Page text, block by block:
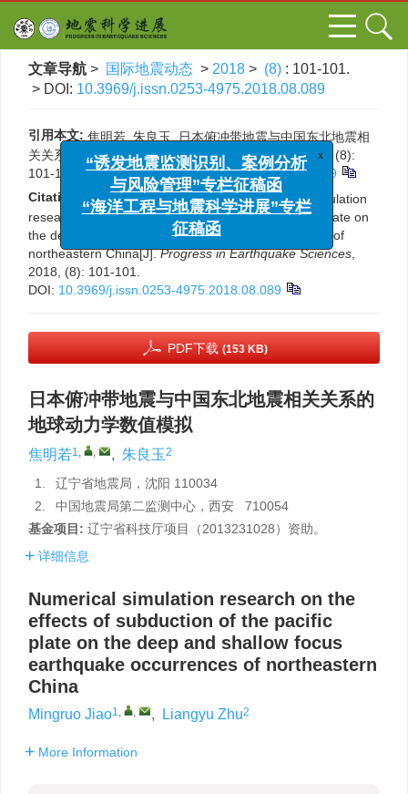
文章导航 > 国际地震动态 > 2018 > (8) : 101-101.
> DOI: 10.3969/j.issn.0253-4975.2018.08.089
引用本文: 焦明若, 朱良玉. 日本俯冲带地震与中国东北地震相
关关系的地球动力学数值模拟[J]. 国际地震动态, 2018, (8):
101-101.
DOI:10.3969/j.issn.0253-4975.2018.08.089
Citation:
Mingruo Jiao, Liangyu Zhu. Numerical simulation
research on the effects of subduction of the pacific plate on
the deep and shallow focus earthquake occurrences of
northeastern China[J].Progress in Earthquake Sciences
2018, (8): 101-101.
DOI: 10.3969/j.issn.0253-4975.2018.08.089
PDF下载 (153 KB)
日本俯冲带地震与中国东北地震相关关系的
地球动力学数值模拟
焦明若1, , , 朱良玉2
1.
辽宁省地震局，沈阳 110034
2.
中国地震局第二监测中心，西安 710054
基金项目: 辽宁省科技厅项目（2013231028）资助。
详细信息
Numerical simulation research on the
effects of subduction of the pacific
plate on the deep and shallow focus
earthquake occurrences of northeastern
China
Mingruo Jiao1, , , Liangyu Zhu2
More Information
“诱发地震监测识别、案例分析
与风险管理”专栏征稿函
“海洋工程与地震科学进展”专栏
征稿函